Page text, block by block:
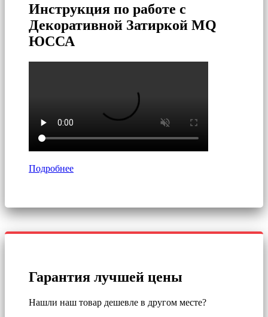
Инструкция по работе с
Декоративной Затиркой MQ
ЮССА
Подробнее
Гарантия лучшей цены
Нашли наш товар дешевле в другом месте?